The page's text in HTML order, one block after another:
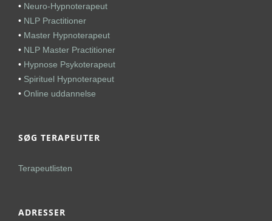
• Neuro-Hypnoterapeut
• NLP Practitioner
• Master Hypnoterapeut
• NLP Master Practitioner
• Hypnose Psykoterapeut
• Spirituel Hypnoterapeut
• Online uddannelse
SØG TERAPEUTER
Terapeutlisten
ADRESSER